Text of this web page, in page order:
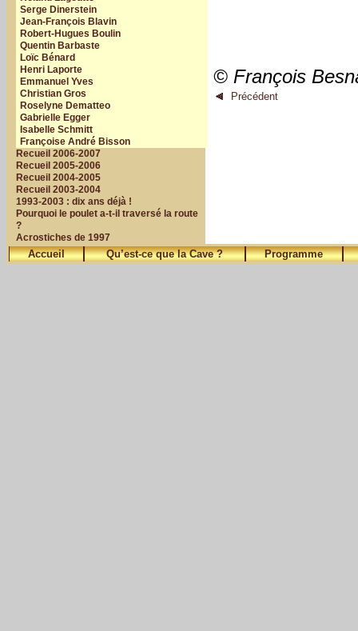
Serge Dinerstein
Jean-François Blavin
Robert-Hugues Boulin
Quentin Barbaste
Loïc Bénard
Henri Laporte
Emmanuel Yves
Christian Gros
Roselyne Dematteo
Gabrielle Egger
Isabelle Schmitt
Françoise André Bisson
Recueil 2006-2007
Recueil 2005-2006
Recueil 2004-2005
Recueil 2003-2004
1993-2003 : dix ans déjà !
Pourquoi le poulet a-t-il traversé la route
?
Acrostiches de 1997
© François
Précédent
Accueil Qu’est-ce que la Cave ? Programme